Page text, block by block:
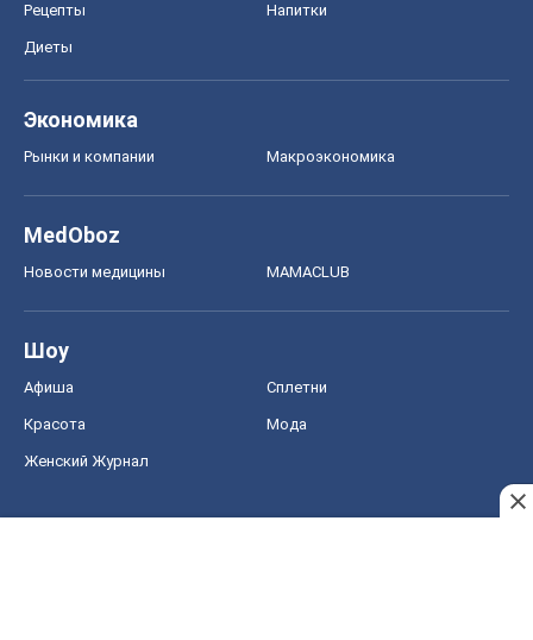
Рецепты Напитки
Диеты
Экономика
Рынки и компании Mакроэкономика
MedOboz
Новости медицины MAMACLUB
Шоу
Афиша Сплетни
Красота Мода
Женский Журнал